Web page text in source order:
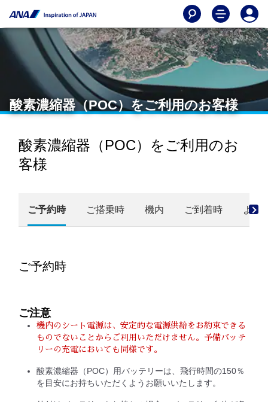
酸素濃縮器（POC）をご利用のお客様
酸素濃縮器（POC）をご利用のお
客様
ご予約時 ご搭乗時 機内 ご到着時 よく
ご予約時
ご注意
機内のシート電源は、安定的な電源供給をお約束できる
ものでないことからご利用いただけません。予備バッテ
リーの充電においても同様です。
酸素濃縮器（POC）用バッテリーは、飛行時間の150％
を目安にお持ちいただくようお願いいたします。